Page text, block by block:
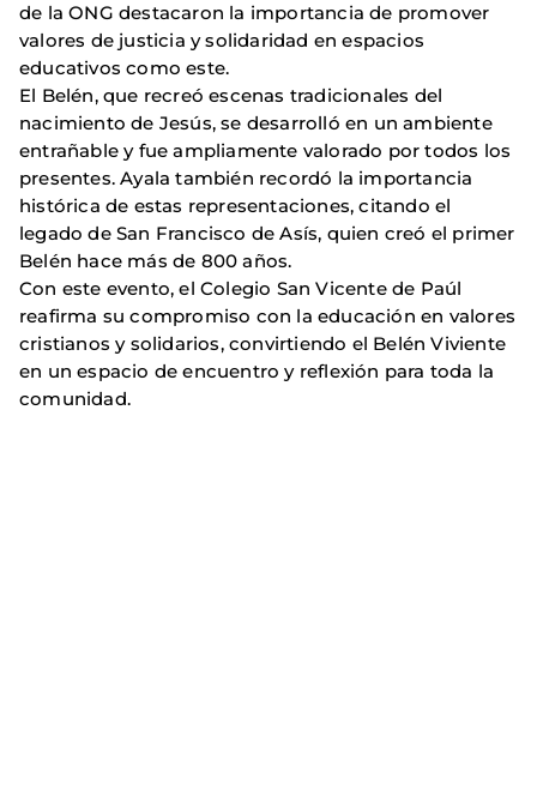
de la ONG destacaron la importancia de promover
valores de justicia y solidaridad en espacios
educativos como este.
El Belén, que recreó escenas tradicionales del
nacimiento de Jesús, se desarrolló en un ambiente
entrañable y fue ampliamente valorado por todos los
presentes. Ayala también recordó la importancia
histórica de estas representaciones, citando el
legado de San Francisco de Asís, quien creó el primer
Belén hace más de 800 años.
Con este evento, el Colegio San Vicente de Paúl
reafirma su compromiso con la educación en valores
cristianos y solidarios, convirtiendo el Belén Viviente
en un espacio de encuentro y reflexión para toda la
comunidad.